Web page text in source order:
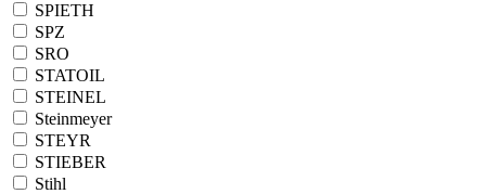
SPIETH
SPZ
SRO
STATOIL
STEINEL
Steinmeyer
STEYR
STIEBER
Stihl